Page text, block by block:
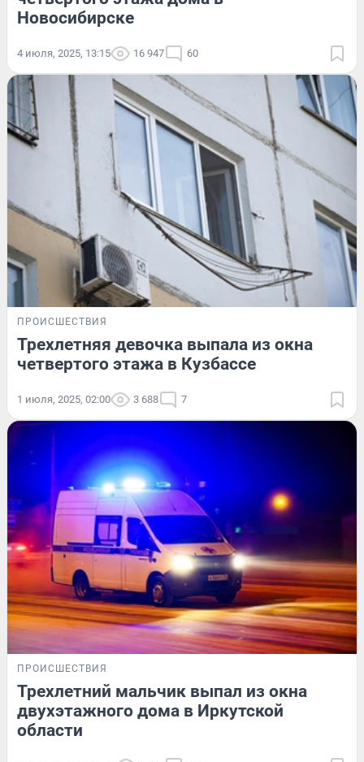
Новосибирске
4 июля, 2025, 13:15 16 947 60
ПРОИСШЕСТВИЯ
Трехлетняя девочка выпала из окна
четвертого этажа в Кузбассе
1 июля, 2025, 02:00 3 688 7
ПРОИСШЕСТВИЯ
Трехлетний мальчик выпал из окна
двухэтажного дома в Иркутской
области